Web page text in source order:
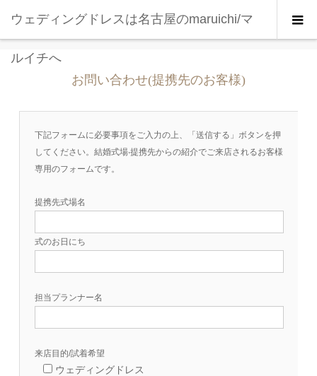
ウェディングドレスは名古屋のmaruichi/マ
ルイチへ
お問い合わせ(提携先のお客様)
下記フォームに必要事項をご入力の上、「送信する」ボタンを押
してください。結婚式場‧提携先からの紹介でご来店されるお客様
専用のフォームです。
提携先式場名
式のお日にち
担当プランナー名
来店目的/試着希望
ウェディングドレス